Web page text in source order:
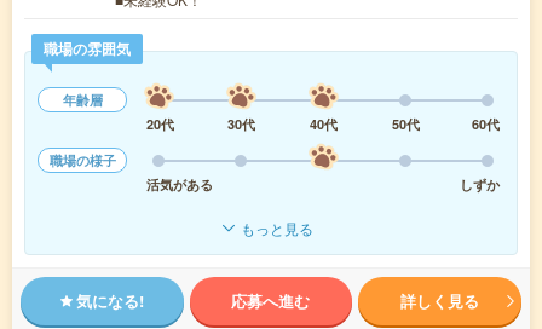
職場の雰囲気
年齢層
20代
30代 40代 50代
60代
職場の様子
活気がある
しずか
もっと見る
気になる! 応募へ進む 詳しく見る